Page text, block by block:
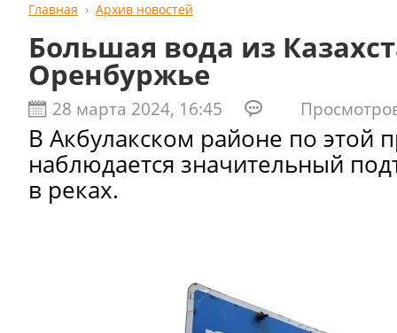
Главная Архив новостей
Большая вода из
Оренбуржье
28 марта 2024, 16:45
В Акбулакском районе по этой
наблюдается значительный
в реках.